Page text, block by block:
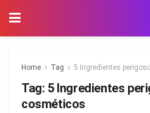
Home Tag 5 Ingredientes
Tag: 5 Ingredientes
cosméticos